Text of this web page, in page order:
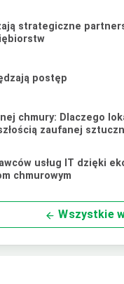
strategiczne
postęp
chmury: Dlaczego
zaufanej
usług IT dzięki
chmurowym
Wszystkie